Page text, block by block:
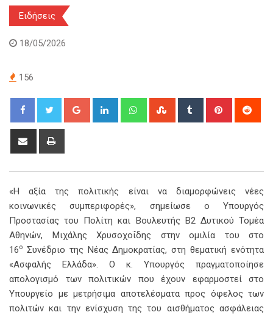
Ειδήσεις
18/05/2026
156
Google+ LinkedIn WhatsappStumbleUpon
Tumblr Pinterest
Share
«Η αξία της πολιτικής είναι να διαμορφώνεις νέες
κοινωνικές συμπεριφορές», σημείωσε ο Υπουργός
Προστασίας του Πολίτη και Βουλευτής Β2 Δυτικού Τομέα
Αθηνών, Μιχάλης Χρυσοχοΐδης στην ομιλία του στο
16ο Συνέδριο της Νέας Δημοκρατίας, στη θεματική ενότητα
«Ασφαλής Ελλάδα». Ο κ. Υπουργός πραγματοποίησε
απολογισμό των πολιτικών που έχουν εφαρμοστεί στο
Υπουργείο με μετρήσιμα αποτελέσματα προς όφελος των
πολιτών και την ενίσχυση της του αισθήματος ασφάλειας